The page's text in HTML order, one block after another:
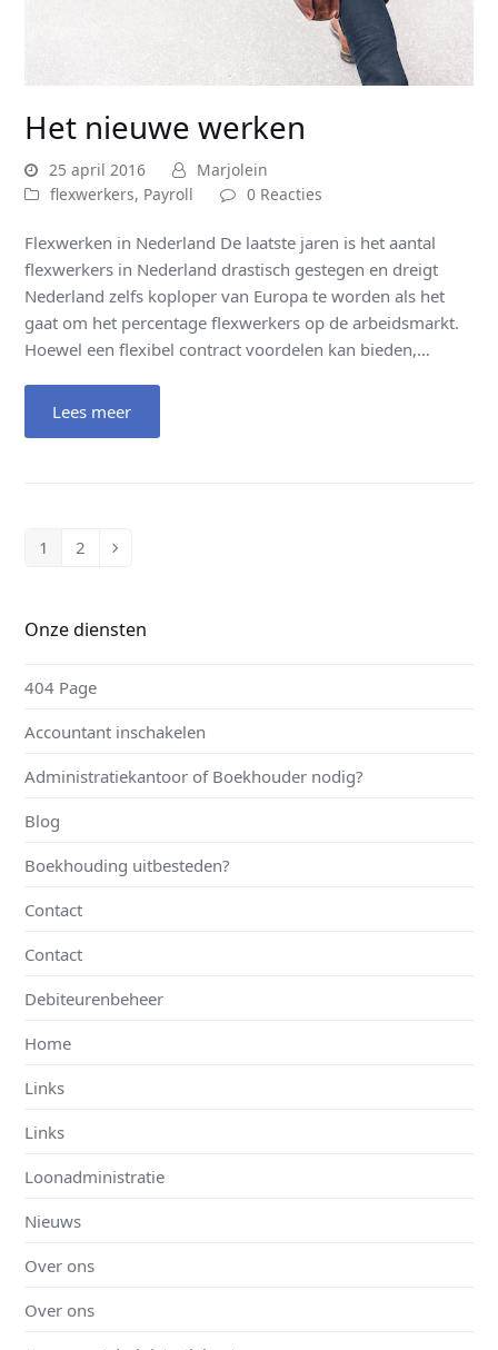
Het nieuwe werken
25 april 2016
Marjolein
flexwerkers, Payroll 0 Reacties
Flexwerken in Nederland De laatste jaren is het aantal
flexwerkers in Nederland drastisch gestegen en dreigt
Nederland zelfs koploper van Europa te worden als het
gaat om het percentage flexwerkers op de arbeidsmarkt.
Hoewel een flexibel contract voordelen kan bieden,…
Lees meer
Page
1 Page
2 Volgende
Onze diensten
404 Page
Accountant inschakelen
Administratiekantoor of Boekhouder nodig?
Blog
Boekhouding uitbesteden?
Contact
Contact
Debiteurenbeheer
Home
Links
Links
Loonadministratie
Nieuws
Over ons
Over ons